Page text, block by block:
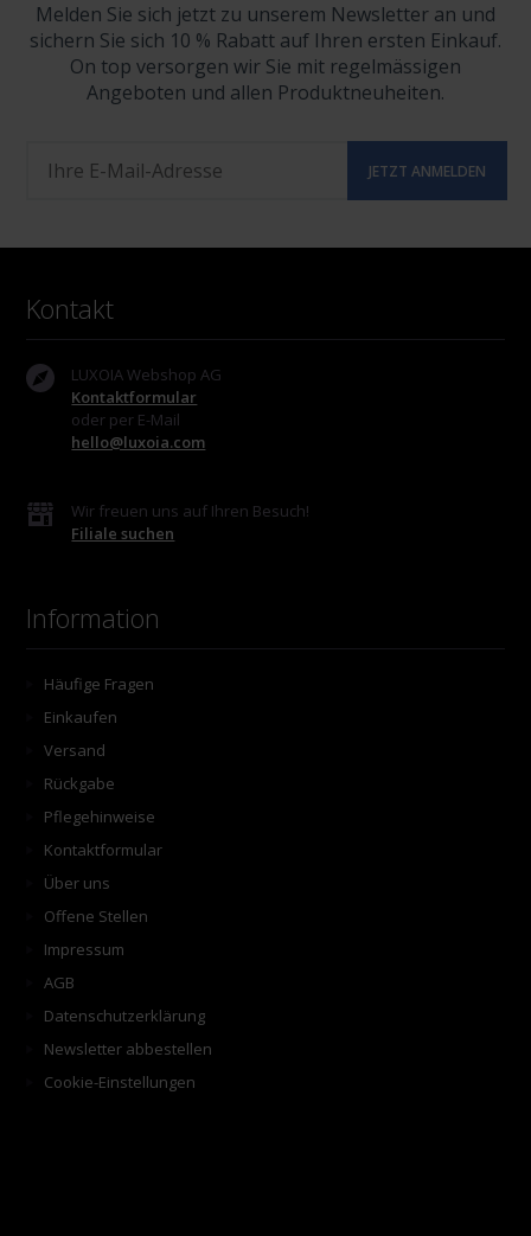
Melden Sie sich jetzt zu unserem Newsletter an und
sichern Sie sich 10 % Rabatt auf Ihren ersten Einkauf.
On top versorgen wir Sie mit regelmässigen
Angeboten und allen Produktneuheiten.
Kontakt
LUXOIA Webshop AG
Kontaktformular
oder per E-Mail
hello@luxoia.com
Wir freuen uns auf Ihren Besuch!
Filiale suchen
Information
Häufige Fragen
Einkaufen
Versand
Rückgabe
Pflegehinweise
Kontaktformular
Über uns
Offene Stellen
Impressum
AGB
Datenschutzerklärung
Newsletter abbestellen
Cookie-Einstellungen